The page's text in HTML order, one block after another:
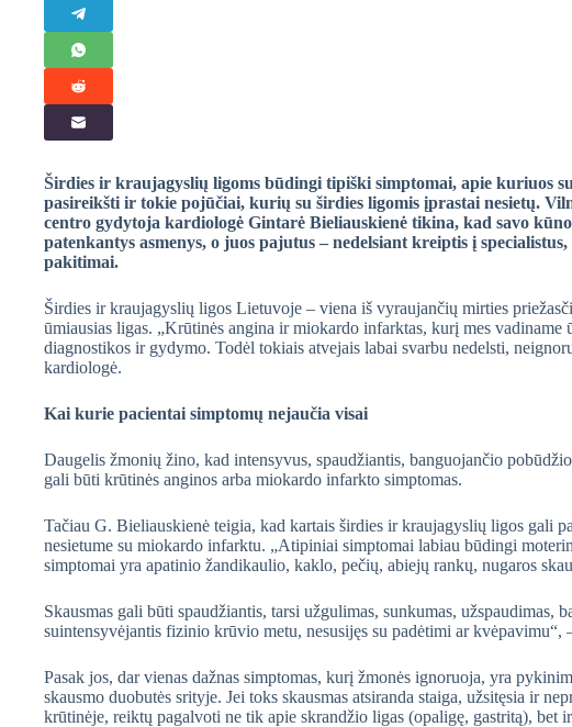
Širdies ir kraujagyslių ligoms būdingi tipiški simptomai, apie kuriuos
pasireikšti ir tokie pojūčiai, kurių su širdies ligomis įprastai nesietų.
centro gydytoja kardiologė Gintarė Bieliauskienė tikina, kad savo
patenkantys asmenys, o juos pajutus – nedelsiant kreiptis į
pakitimai.
Širdies ir kraujagyslių ligos Lietuvoje – viena iš vyraujančių mirties
ūmiausias ligas. „Krūtinės angina ir miokardo infarktas, kurį mes
diagnostikos ir gydymo. Todėl tokiais atvejais labai svarbu nedelsti,
kardiologė.
Kai kurie pacientai simptomų nejaučia visai
Daugelis žmonių žino, kad intensyvus, spaudžiantis, banguojančio
gali būti krūtinės anginos arba miokardo infarkto simptomas.
Tačiau G. Bieliauskienė teigia, kad kartais širdies ir kraujagyslių ligos gali
nesietume su miokardo infarktu. „Atipiniai simptomai labiau būdingi
simptomai yra apatinio žandikaulio, kaklo, pečių, abiejų rankų, nugaros
Skausmas gali būti spaudžiantis, tarsi užgulimas, sunkumas, užspaudimas,
suintensyvėjantis fizinio krūvio metu, nesusijęs su padėtimi ar kvėpavimu“,
Pasak jos, dar vienas dažnas simptomas, kurį žmonės ignoruoja, yra
skausmo duobutės srityje. Jei toks skausmas atsiranda staiga, užsitęsia ir
krūtinėje, reiktų pagalvoti ne tik apie skrandžio ligas (opaligę, gastritą), bet